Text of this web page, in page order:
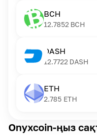
Onyxcoin-ңыз
BCH
12.7852 BCH
DASH
12.7722 DASH
ETH
2.785 ETH